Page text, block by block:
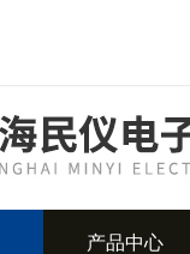
产品中心